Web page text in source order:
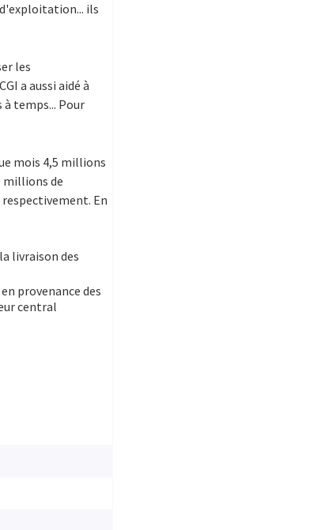
ils
les
a aussi aidé à
temps... Pour
mois 4,5 millions
millions de
En
livraison des
provenance des
central